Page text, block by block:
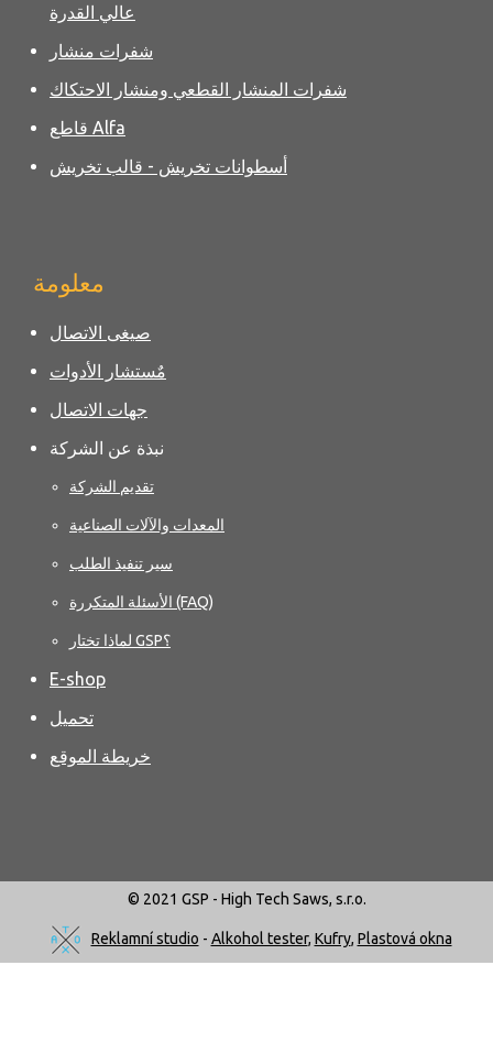
عالي القدرة
شفرات منشار
شفرات المنشار القطعي ومنشار الاحتكاك
قاطع Alfa
أسطوانات تخريش - قالب تخريش
معلومة
صيغى الاتصال
مٌستشار الأدوات
جهات الاتصال
نبذة عن الشركة
تقديم الشركة
المعدات والآلات الصناعية
سير تنفيذ الطلب
الأسئلة المتكررة (FAQ)
لماذا تختار GSP؟
E-shop
تحميل
خريطة الموقع
© 2021 GSP - High Tech Saws, s.r.o.
Reklamní studio - Alkohol tester, Kufry, Plastová okna